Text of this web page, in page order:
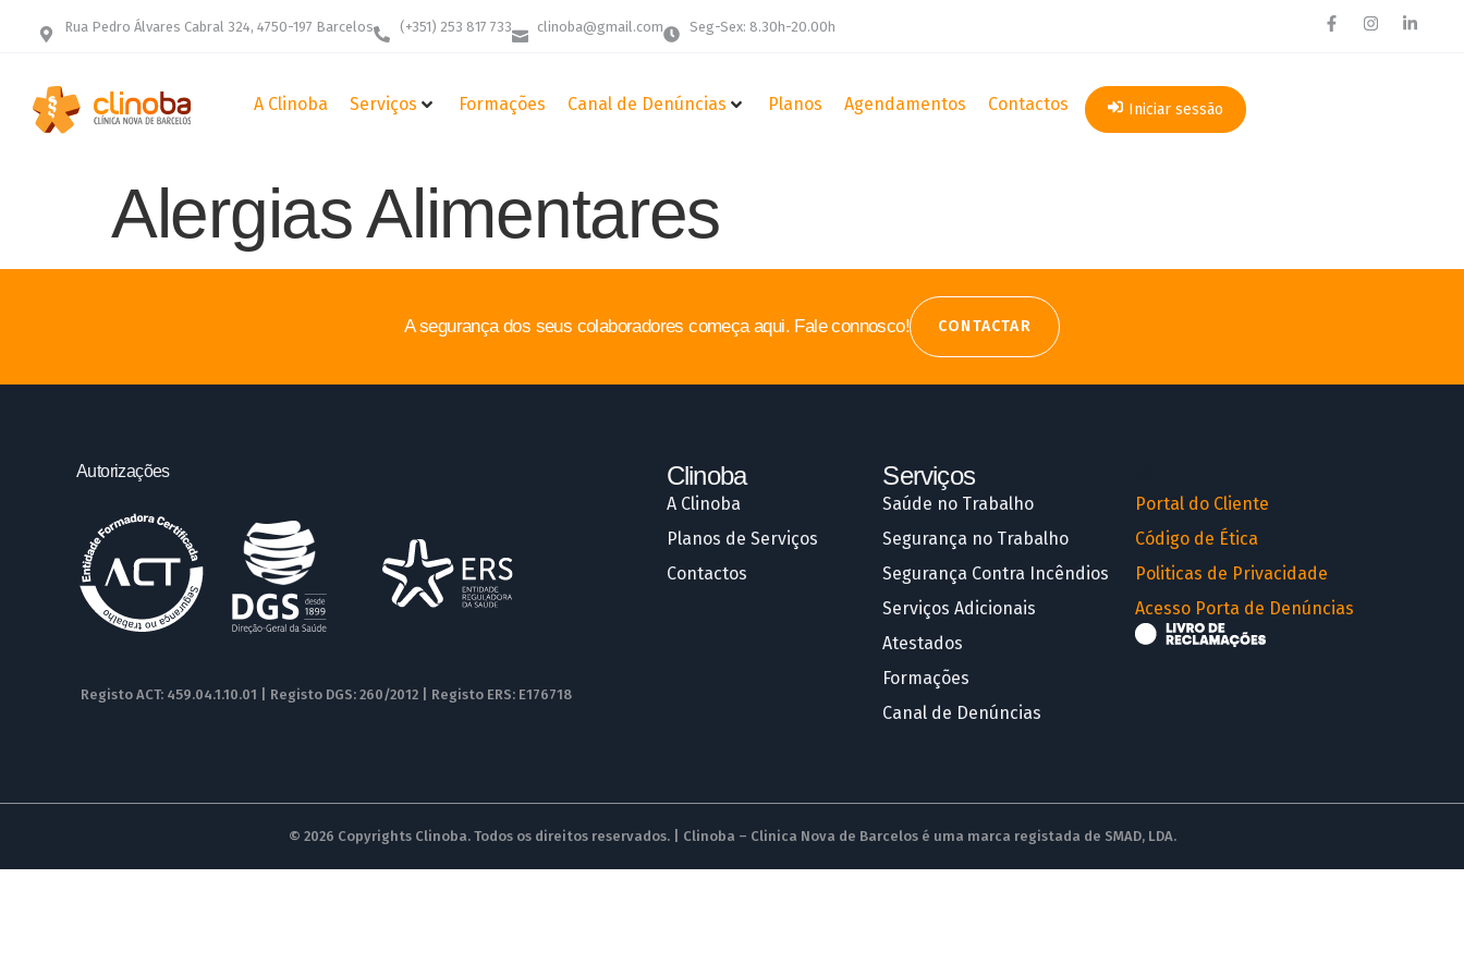
Rua Pedro Álvares Cabral 324, 4750-197 Barcelos (+351) 253 817 733 clinoba@gmail.com Seg-Sex: 8.30h-20.00h
Iniciar sessão
A Clinoba Serviços Formações Canal de Denúncias Planos Agendamentos Contactos
Alergias Alimentares
A segurança dos seus colaboradores começa aqui. Fale connosco! CONTACTAR
Autorizações
Registo ACT: 459.04.1.10.01 | Registo DGS: 260/2012 | Registo ERS: E176718
Clinoba
A Clinoba
Planos de Serviços
Contactos
Serviços
Saúde no Trabalho
Segurança no Trabalho
Segurança Contra Incêndios
Serviços Adicionais
Atestados
Formações
Canal de Denúncias
Portal do Cliente
Código de Ética
Politicas de Privacidade
Acesso Porta de Denúncias
© 2026 Copyrights Clinoba. Todos os direitos reservados. | Clinoba – Clinica Nova de Barcelos é uma marca registada de SMAD, LDA.